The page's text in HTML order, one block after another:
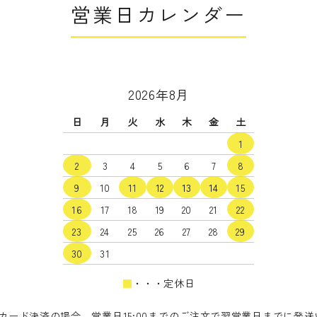
営業日カレンダー
2026年8月
日 月 火 水 木 金
土
1
2
3 4 5 6 7
8
9
10 11 12 13 14
15
16
17 18 19 20 21
22
23
24 25 26 27 28
29
30
31
■ ・・・定休日